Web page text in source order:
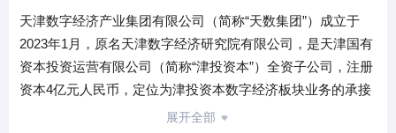
天津数字经济产业集团有限公司（简称“天数集团”）成立于
2023年1月，原名天津数字经济研究院有限公司，是天津国有
资本投资运营有限公司（简称“津投资本”）全资子公司，注册
资本4亿元人民币，定位为津投资本数字经济板块业务的承接
主体和重点培育的经济增长点。天数集团目前拥有全资及控
展开全部